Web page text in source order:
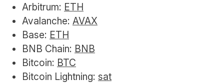
Arbitrum: ETH
Avalanche: AVAX
Base: ETH
BNB Chain: BNB
Bitcoin: BTC
Bitcoin Lightning: sat